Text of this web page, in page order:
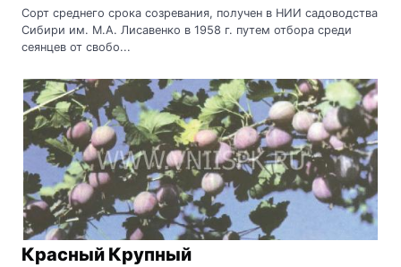
Сорт среднего срока созревания, получен в НИИ садоводства
Сибири им. М.А. Лисавенко в 1958 г. путем отбора среди
сеянцев от свобо...
Красный Крупный